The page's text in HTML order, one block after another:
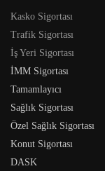
Kasko Sigortası
Trafik Sigortası
İş Yeri Sigortası
İMM Sigortası
Tamamlayıcı
Sağlık Sigortası
Özel Sağlık Sigortası
Konut Sigortası
DASK